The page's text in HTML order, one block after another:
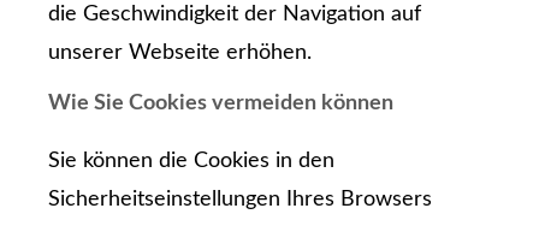
die Geschwindigkeit der Navigation auf
unserer Webseite erhöhen.
Wie Sie Cookies vermeiden können
Sie können die Cookies in den
Sicherheitseinstellungen Ihres Browsers